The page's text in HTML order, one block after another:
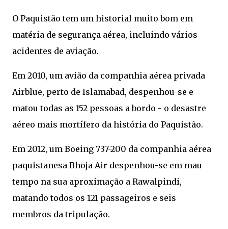
O Paquistão tem um historial muito bom em
matéria de segurança aérea, incluindo vários
acidentes de aviação.
Em 2010, um avião da companhia aérea privada
Airblue, perto de Islamabad, despenhou-se e
matou todas as 152 pessoas a bordo - o desastre
aéreo mais mortífero da história do Paquistão.
Em 2012, um Boeing 737-200 da companhia aérea
paquistanesa Bhoja Air despenhou-se em mau
tempo na sua aproximação a Rawalpindi,
matando todos os 121 passageiros e seis
membros da tripulação.